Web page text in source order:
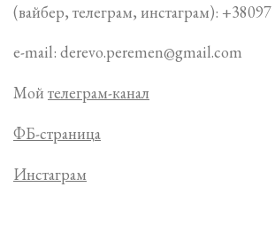
(вайбер, телеграм, инстаграм):
e-mail: derevo.peremen@gmail.com
Мой телеграм-канал
ФБ-страница
Инстаграм